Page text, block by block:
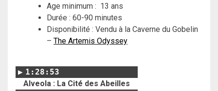
Age minimum : 13 ans
Durée : 60-90 minutes
Disponibilité : Vendu à la Caverne du Gobelin
– The Artemis Odyssey
1:28:53
Alveola : La Cité des Abeilles